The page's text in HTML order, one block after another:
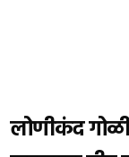
लोणीकंद